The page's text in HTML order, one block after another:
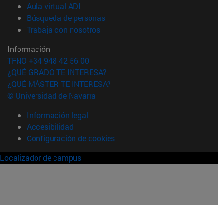
Aula virtual ADI
Búsqueda de personas(abre en nueva ventana)
Trabaja con nosotros(abre en nueva ventana)
Información
TFNO +34 948 42 56 00
¿QUÉ GRADO TE INTERESA?
¿QUÉ MÁSTER TE INTERESA?
© Universidad de Navarra
Información legal
Accesibilidad
Configuración de cookies
Localizador de campus